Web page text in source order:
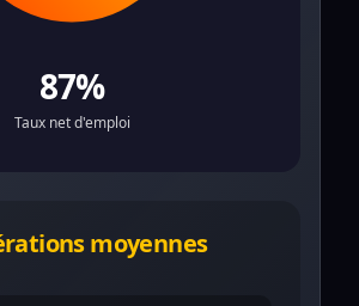
87%
Taux net d'emploi
moyennes